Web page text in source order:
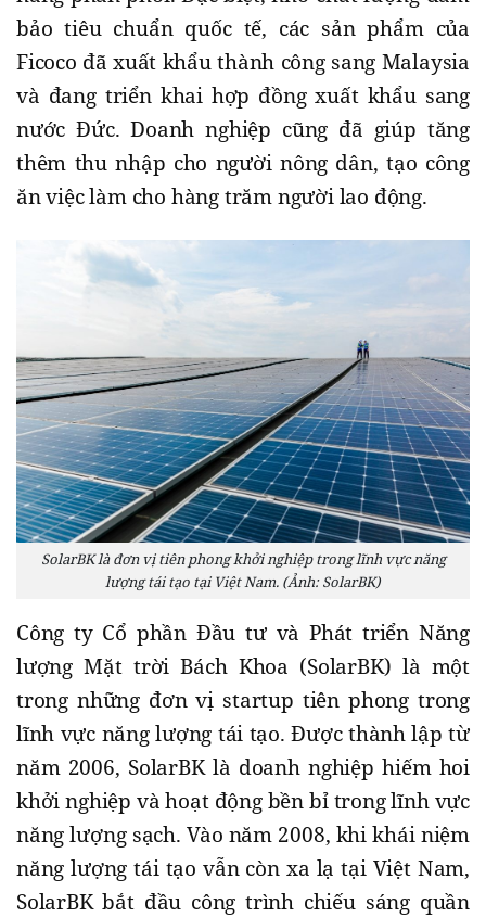
bảo tiêu chuẩn quốc tế, các sản phẩm của
Ficoco đã xuất khẩu thành công sang Malaysia
và đang triển khai hợp đồng xuất khẩu sang
nước Đức. Doanh nghiệp cũng đã giúp tăng
thêm thu nhập cho người nông dân, tạo công
ăn việc làm cho hàng trăm người lao động.
SolarBK là đơn vị tiên phong khởi nghiệp trong lĩnh vực năng
lượng tái tạo tại Việt Nam. (Ảnh: SolarBK)
Công ty Cổ phần Đầu tư và Phát triển Năng
lượng Mặt trời Bách Khoa (SolarBK) là một
trong những đơn vị startup tiên phong trong
lĩnh vực năng lượng tái tạo. Được thành lập từ
năm 2006, SolarBK là doanh nghiệp hiếm hoi
khởi nghiệp và hoạt động bền bỉ trong lĩnh vực
năng lượng sạch. Vào năm 2008, khi khái niệm
năng lượng tái tạo vẫn còn xa lạ tại Việt Nam,
SolarBK bắt đầu công trình chiếu sáng quần